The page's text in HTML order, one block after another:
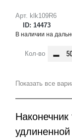
Арт. klk109R6
ID: 14473
В наличии на
Кол-во -
Показать все